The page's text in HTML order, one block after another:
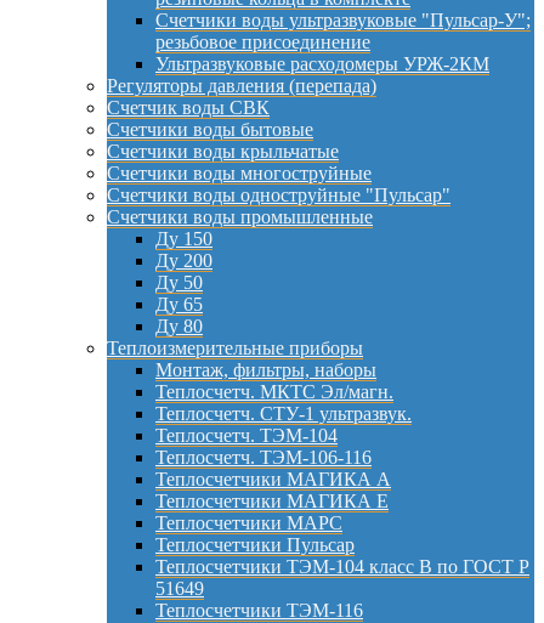
Счетчики воды ультразвуковые "Пульсар-У";
резьбовое присоединение
Ультразвуковые расходомеры УРЖ-2КМ
Регуляторы давления (перепада)
Счетчик воды СВК
Счетчики воды бытовые
Счетчики воды крыльчатые
Счетчики воды многоструйные
Счетчики воды одноструйные "Пульсар"
Счетчики воды промышленные
Ду 150
Ду 200
Ду 50
Ду 65
Ду 80
Теплоизмерительные приборы
Монтаж, фильтры, наборы
Теплосчетч. МКТС Эл/магн.
Теплосчетч. СТУ-1 ультразвук.
Теплосчетч. ТЭМ-104
Теплосчетч. ТЭМ-106-116
Теплосчетчики МАГИКА А
Теплосчетчики МАГИКА Е
Теплосчетчики МАРС
Теплосчетчики Пульсар
Теплосчетчики ТЭМ-104 класс B по ГОСТ Р
51649
Теплосчетчики ТЭМ-116